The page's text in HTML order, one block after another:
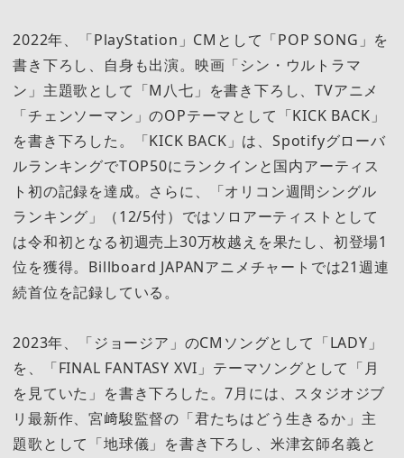
2022年、「PlayStation」CMとして「POP SONG」を
書き下ろし、自身も出演。映画「シン・ウルトラマ
ン」主題歌として「M八七」を書き下ろし、TVアニメ
「チェンソーマン」のOPテーマとして「KICK BACK」
を書き下ろした。「KICK BACK」は、Spotifyグローバ
ルランキングでTOP50にランクインと国内アーティス
ト初の記録を達成。さらに、「オリコン週間シングル
ランキング」（12/5付）ではソロアーティストとして
は令和初となる初週売上30万枚越えを果たし、初登場1
位を獲得。Billboard JAPANアニメチャートでは21週連
続首位を記録している。
2023年、「ジョージア」のCMソングとして「LADY」
を、「FINAL FANTASY XVI」テーマソングとして「月
を見ていた」を書き下ろした。7月には、スタジオジブ
リ最新作、宮﨑駿監督の「君たちはどう生きるか」主
題歌として「地球儀」を書き下ろし、米津玄師名義と